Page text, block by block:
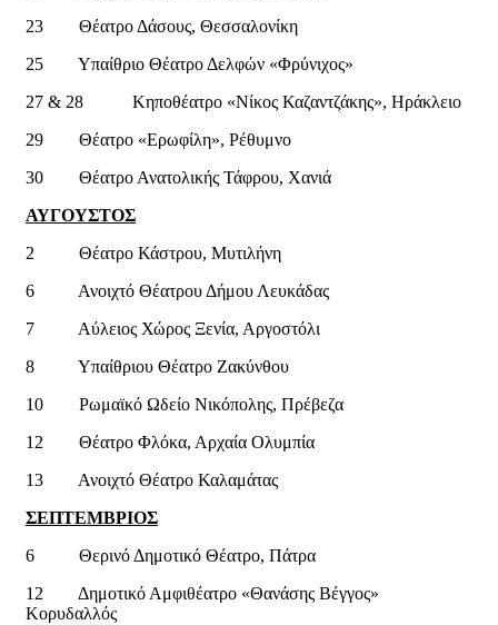
23 Θέατρο Δάσους, Θεσσαλονίκη
25 Υπαίθριο Θέατρο Δελφών «Φρύνιχος»
27 & 28 Κηποθέατρο «Νίκος Καζαντζάκης», Ηράκλειο
29 Θέατρο «Ερωφίλη», Ρέθυμνο
30 Θέατρο Ανατολικής Τάφρου, Χανιά
ΑΥΓΟΥΣΤΟΣ
2 Θέατρο Κάστρου, Μυτιλήνη
6 Ανοιχτό Θέατρου Δήμου Λευκάδας
7 Αύλειος Χώρος Ξενία, Αργοστόλι
8 Υπαίθριου Θέατρο Ζακύνθου
10 Ρωμαϊκό Ωδείο Νικόπολης, Πρέβεζα
12 Θέατρο Φλόκα, Αρχαία Ολυμπία
13 Ανοιχτό Θέατρο Καλαμάτας
ΣΕΠΤΕΜΒΡΙΟΣ
6 Θερινό Δημοτικό Θέατρο, Πάτρα
12 Δημοτικό Αμφιθέατρο «Θανάσης Βέγγος»
Κορυδαλλός